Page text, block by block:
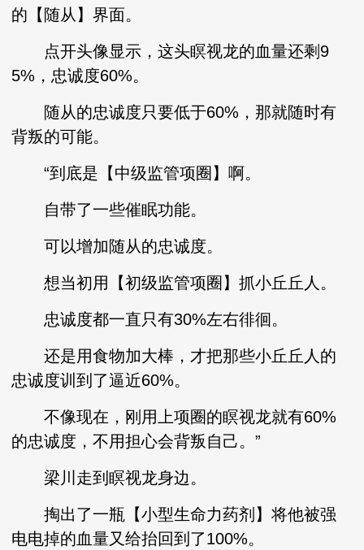
的【随从】界面。
点开头像显示，这头瞑视龙的血量还剩9
5%，忠诚度60%。
随从的忠诚度只要低于60%，那就随时有
背叛的可能。
“到底是【中级监管项圈】啊。
自带了一些催眠功能。
可以增加随从的忠诚度。
想当初用【初级监管项圈】抓小丘丘人。
忠诚度都一直只有30%左右徘徊。
还是用食物加大棒，才把那些小丘丘人的
忠诚度训到了逼近60%。
不像现在，刚用上项圈的瞑视龙就有60%
的忠诚度，不用担心会背叛自己。”
梁川走到瞑视龙身边。
掏出了一瓶【小型生命力药剂】将他被强
电电掉的血量又给抬回到了100%。